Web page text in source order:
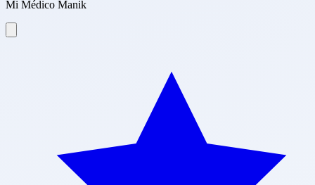
Mi Médico Manik